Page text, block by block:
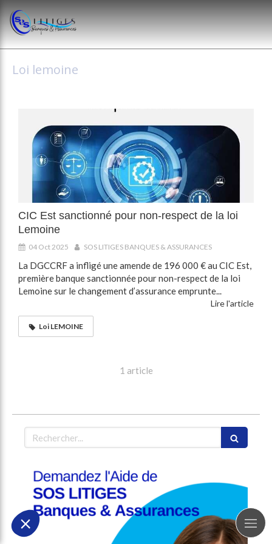
Loi lemoine
CIC Est sanctionné pour non-respect de la loi
Lemoine
04 Oct 2025 SOS LITIGES BANQUES & ASSURANCES
La DGCCRF a infligé une amende de 196 000 € au CIC Est,
première banque sanctionnée pour non-respect de la loi
Lemoine sur le changement d’assurance emprunte...
Lire l'article
Loi LEMOINE
1 article
Rechercher